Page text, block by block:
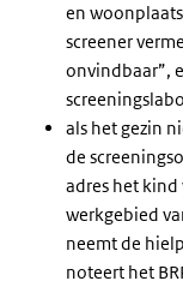
en
screener
onvindbaar”,
als het gezin
de
adres het
werkgebied
neemt de
noteert het